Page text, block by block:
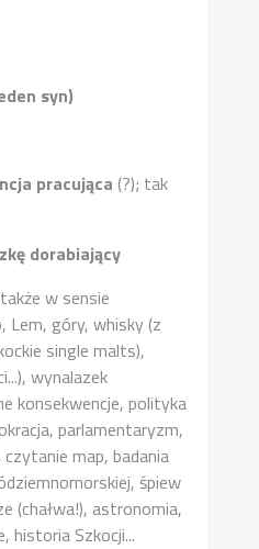
syn)
pracująca (?); tak
dorabiający
w sensie
góry, whisky (z
single malts),
wynalazek
konsekwencje, polityka
parlamentaryzm,
czytanie map, badania
śpiew
(chałwa!), astronomia,
historia Szkocji...